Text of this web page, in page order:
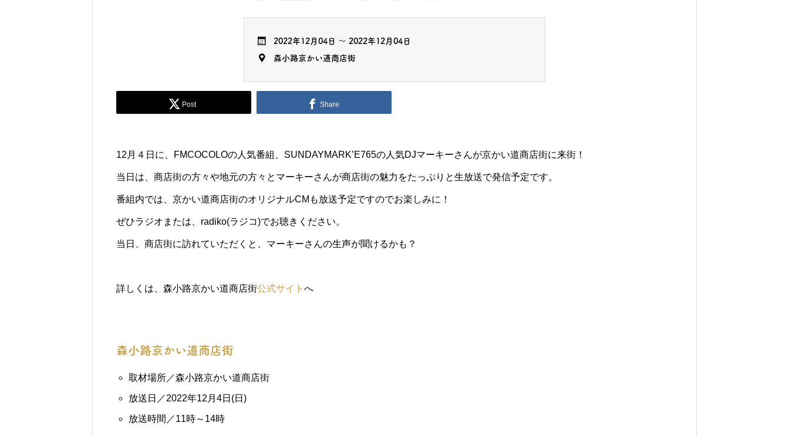
2022年12月04日 ～ 2022年12月04日
森小路京かい道商店街
Post Share
12月４日に、FMCOCOLOの人気番組、SUNDAYMARK’E765の人気DJマーキーさんが京かい道商店街に来街！
当日は、商店街の方々や地元の方々とマーキーさんが商店街の魅力をたっぷりと生放送で発信予定です。
番組内では、京かい道商店街のオリジナルCMも放送予定ですのでお楽しみに！
ぜひラジオまたは、radiko(ラジコ)でお聴きください。
当日、商店街に訪れていただくと、マーキーさんの生声が聞けるかも？
詳しくは、森小路京かい道商店街公式サイト へ
森小路京かい道商店街
取材場所／森小路京かい道商店街
放送日／2022年12月4日(日)
放送時間／11時～14時